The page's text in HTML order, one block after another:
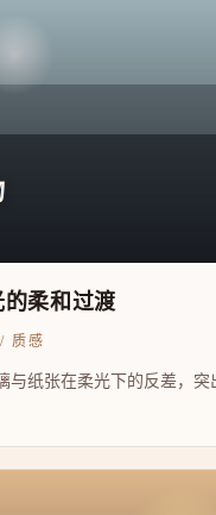
柔和过渡
质感
与纸张在柔光下的反差，突